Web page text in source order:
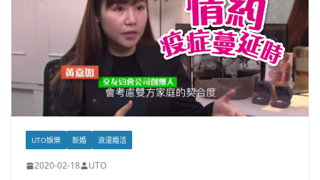
UTO娛樂 新婚 浪漫婚活
2020-02-18 UTO